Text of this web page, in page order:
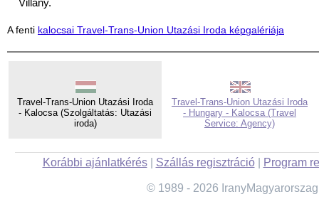
Villány.
A fenti kalocsai Travel-Trans-Union Utazási Iroda képgalériája
Travel-Trans-Union Utazási Iroda
- Kalocsa (Szolgáltatás: Utazási
iroda)
Travel-Trans-Union Utazási Iroda
- Hungary - Kalocsa (Travel
Service: Agency)
Korábbi ajánlatkérés| Szállás regisztráció| Program
© 1989 - 2026